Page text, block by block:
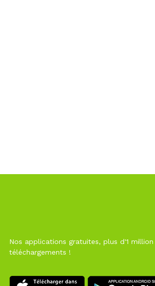
Nos applications gratuites, plus d'1 million
téléchargements !